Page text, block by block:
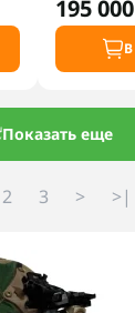
195
Показать еще
2 3 > >|